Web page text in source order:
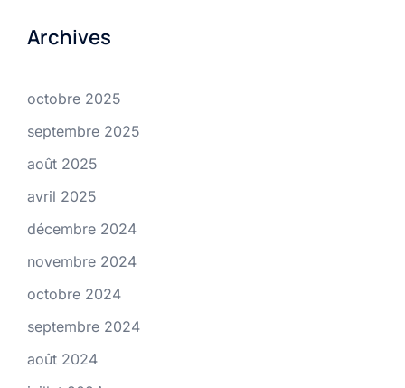
Archives
octobre 2025
septembre 2025
août 2025
avril 2025
décembre 2024
novembre 2024
octobre 2024
septembre 2024
août 2024